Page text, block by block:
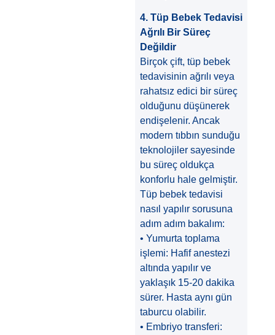
4. Tüp Bebek Tedavisi
Ağrılı Bir Süreç
Değildir
Birçok çift, tüp bebek
tedavisinin ağrılı veya
rahatsız edici bir süreç
olduğunu düşünerek
endişelenir. Ancak
modern tıbbın sunduğu
teknolojiler sayesinde
bu süreç oldukça
konforlu hale gelmiştir.
Tüp bebek tedavisi
nasıl yapılır sorusuna
adım adım bakalım:
• Yumurta toplama
işlemi: Hafif anestezi
altında yapılır ve
yaklaşık 15-20 dakika
sürer. Hasta aynı gün
taburcu olabilir.
• Embriyo transferi: